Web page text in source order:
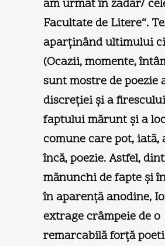
am urmat în zadar/
Facultate de Litere“.
aparţinând ultimului
(Ocazii, momente,
sunt mostre de poezie
discreţiei şi a
faptului mărunt şi a
comune care pot, iată,
încă, poezie. Astfel,
mănunchi de fapte şi
în aparenţă anodine,
extrage crâmpeie de o
remarcabilă forţă